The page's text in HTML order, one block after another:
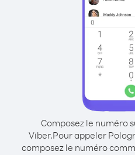
Composez le numéro
Viber.Pour appeler
composez le numéro